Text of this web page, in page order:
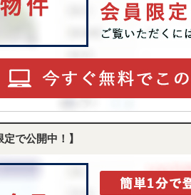
定で公開中！】